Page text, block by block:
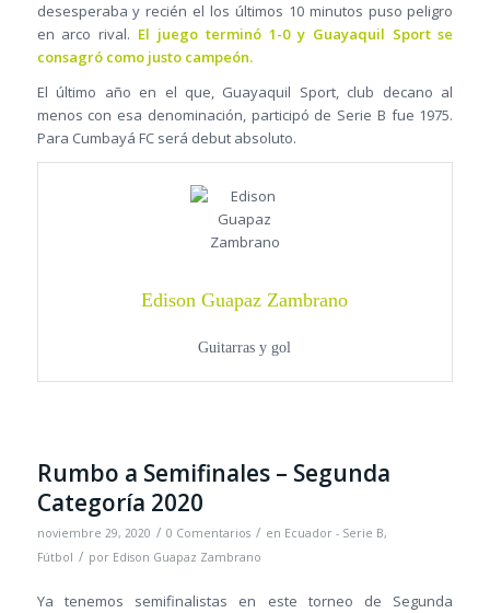
desesperaba y recién el los últimos 10 minutos puso peligro
en arco rival. El juego terminó 1-0 y Guayaquil Sport se
consagró como justo campeón.
El último año en el que, Guayaquil Sport, club decano al
menos con esa denominación, participó de Serie B fue 1975.
Para Cumbayá FC será debut absoluto.
Edison Guapaz Zambrano
Guitarras y gol
Rumbo a Semifinales – Segunda
Categoría 2020
noviembre 29, 2020 / 0 Comentarios / en Ecuador - Serie B,
Fútbol / por Edison Guapaz Zambrano
Ya tenemos semifinalistas en este torneo de Segunda